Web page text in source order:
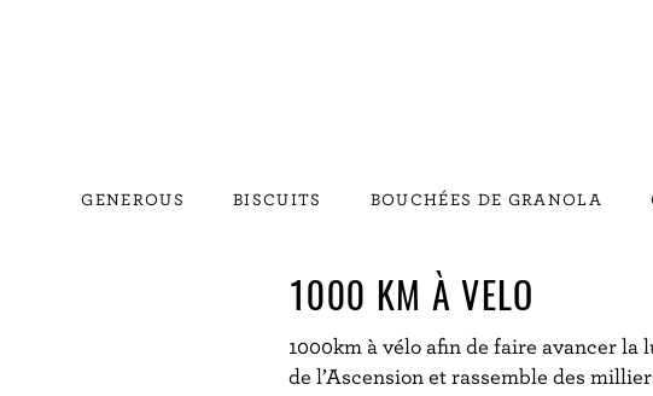
GENEROUS BISCUITS BOUCHÉES DE GRANOLA
1000 KM À VELO
1000km à vélo afin de faire avancer
de l’Ascension et rassemble des